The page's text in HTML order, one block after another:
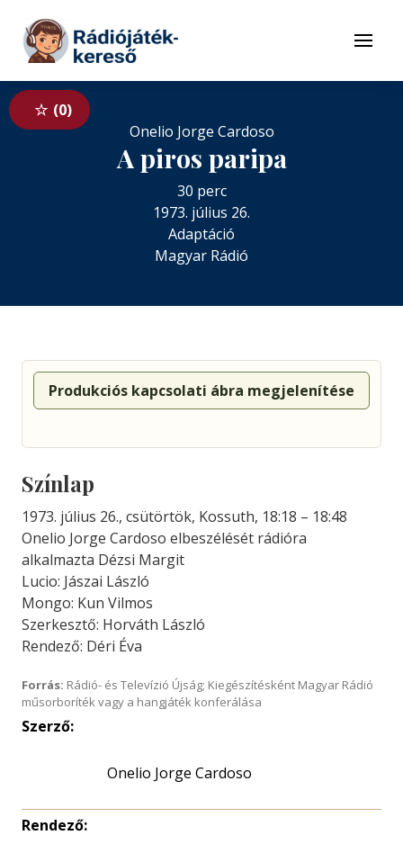
Tovább a tartalomhoz
Menü
0
Onelio Jorge Cardoso
A piros paripa
30 perc
1973. július 26.
Adaptáció
Magyar Rádió
Produkciós kapcsolati ábra megjelenítése
Színlap
1973. július 26., csütörtök, Kossuth, 18:18 – 18:48
Onelio Jorge Cardoso elbeszélését rádióra
alkalmazta Dézsi Margit
Lucio: Jászai László
Mongo: Kun Vilmos
Szerkesztő: Horváth László
Rendező: Déri Éva
Forrás: Rádió- és Televízió Újság; Kiegészítésként Magyar Rádió
műsorboríték vagy a hangjáték konferálása
Szerző:
Onelio Jorge Cardoso
Rendező: